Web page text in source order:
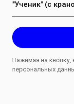
"Ученик" (с
Нажимая на кнопку,
персональных